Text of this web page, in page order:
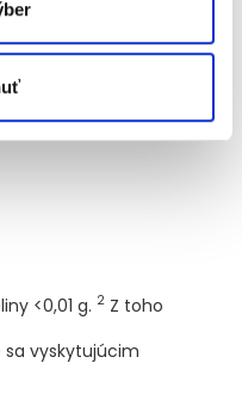
<0,01 g. 2 Z toho
sa vyskytujúcim